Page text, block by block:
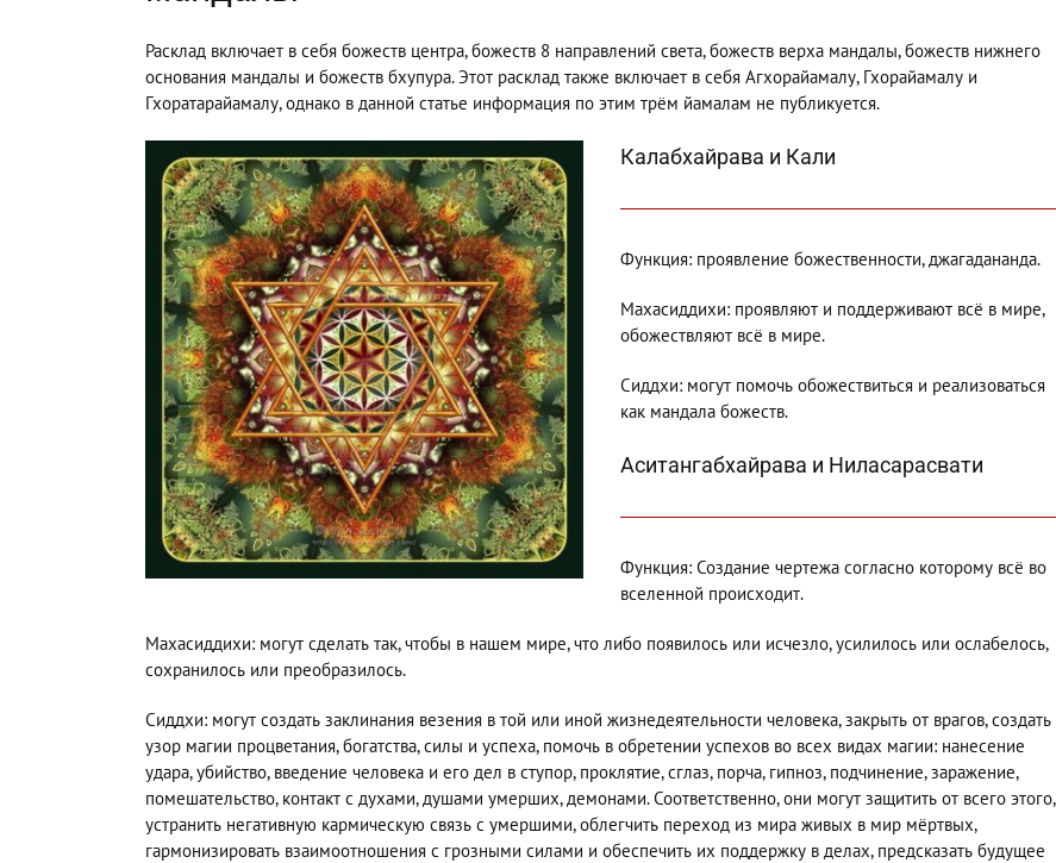
Расклад включает в себя божеств центра, божеств 8 направлений света, божеств верха мандалы, божеств нижнего
основания мандалы и божеств бхупура. Этот расклад также включает в себя Агхорайамалу, Гхорайамалу и
Гхоратарайамалу, однако в данной статье информация по этим трём йамалам не публикуется.
Калабхайрава и Кали
Функция: проявление божественности, джагадананда.
Махасиддихи: проявляют и поддерживают всё в мире,
обожествляют всё в мире.
Сиддхи: могут помочь обожествиться и реализоваться
как мандала божеств.
Аситангабхайрава и Ниласарасвати
Функция: Создание чертежа согласно которому всё во
вселенной происходит.
Махасиддихи: могут сделать так, чтобы в нашем мире, что либо появилось или исчезло, усилилось или ослабелось,
сохранилось или преобразилось.
Сиддхи: могут создать заклинания везения в той или иной жизнедеятельности человека, закрыть от врагов, создать
узор магии процветания, богатства, силы и успеха, помочь в обретении успехов во всех видах магии: нанесение
удара, убийство, введение человека и его дел в ступор, проклятие, сглаз, порча, гипноз, подчинение, заражение,
помешательство, контакт с духами, душами умерших, демонами. Соответственно, они могут защитить от всего этого,
устранить негативную кармическую связь с умершими, облегчить переход из мира живых в мир мёртвых,
гармонизировать взаимоотношения с грозными силами и обеспечить их поддержку в делах, предсказать будущее